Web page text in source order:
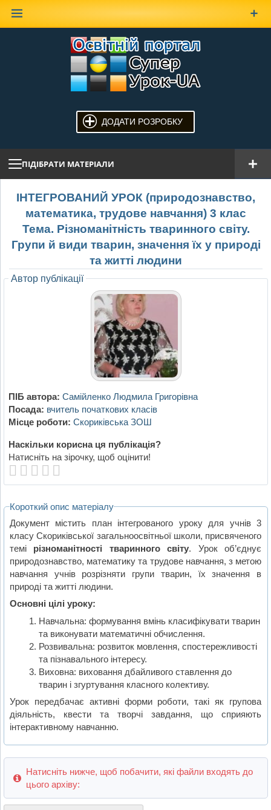
ДОДАТИ РОЗРОБКУ
ПІДІБРАТИ МАТЕРІАЛИ
ІНТЕГРОВАНИЙ УРОК (природознавство,
математика, трудове навчання) 3 клас
Тема. Різноманітність тваринного світу.
Групи й види тварин, значення їх у природі
та житті людини
Автор публікації
ПІБ автора: Самійленко Людмила Григорівна
Посада: вчитель початкових класів
Місце роботи: Скориківська ЗОШ
Наскільки корисна ця публікація?
Натисніть на зірочку, щоб оцінити!
Короткий опис матеріалу
Документ містить план інтегрованого уроку для учнів 3
класу Скориківської загальноосвітньої школи, присвяченого
темі різноманітності тваринного світу. Урок об’єднує
природознавство, математику та трудове навчання, з метою
навчання учнів розрізняти групи тварин, їх значення в
природі та житті людини.
Основні цілі уроку:
Навчальна: формування вмінь класифікувати тварин
та виконувати математичні обчислення.
Розвивальна: розвиток мовлення, спостережливості
та пізнавального інтересу.
Виховна: виховання дбайливого ставлення до
тварин і згуртування класного колективу.
Урок передбачає активні форми роботи, такі як групова
діяльність, квести та творчі завдання, що сприяють
інтерактивному навчанню.
Натисніть нижче, щоб побачити, які файли входять до
цього архіву: